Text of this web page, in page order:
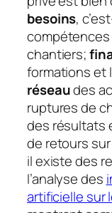
besoins,
chantiers;
formations et
réseaudes
ruptures de
des résultats
de retours
il existe des
l’analyse des
artificielle sur